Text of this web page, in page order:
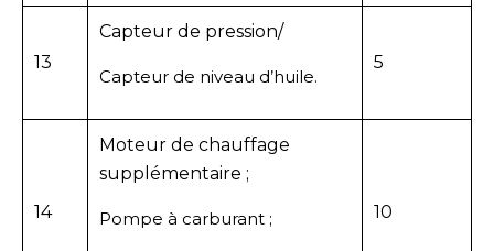
13
Capteur de pression/
Capteur de niveau d’huile.
5
14
Moteur de chauffage
supplémentaire ;
Pompe à carburant ; 10